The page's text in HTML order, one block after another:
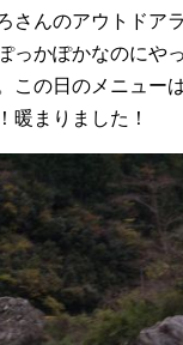
さんのアウトドア
っかぽかなのにや
この日のメニュー
暖まりました！